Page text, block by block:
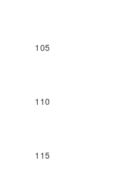
105
110
115